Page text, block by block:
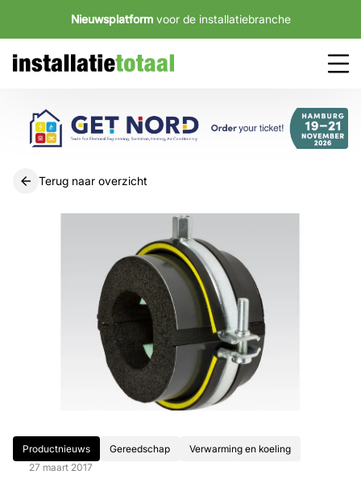
Nieuwsplatform voor de installatiebranche
Terug naar overzicht
Productnieuws Gereedschap
Verwarming en koeling
27 maart 2017